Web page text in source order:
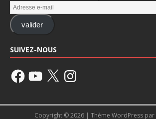
valider
SUIVEZ-NOUS
Copyright © 2026 | Thème WordPress par